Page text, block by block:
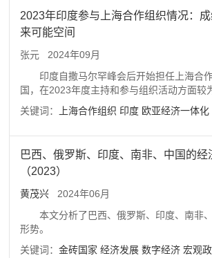
2023年印度参与上海合作组织情况：
来可能空间
张元 2024年09月
印度自撒马尔罕峰会后开始担任上海合
国，在2023年度主持和参与组织活动方面较
参与上海合作组织活动的动因在于：希望深
务特别是互联互通建设、渴望借组织影响力
见和防范心理、印巴矛盾和印对待上海合作
上海合作组织的长期发展。准确界定印度的
与上海合作组织成员国之间的有效合作领域
一些新的合作机制和形式，将有助于激发印
关键词： 上海合作组织 印度 欧亚经济一体化
巴西、俄罗斯、印度、南非、中国的
（2023）
黄茂兴
2024年06月
本文分析了巴西、俄罗斯、印度、南非
形势。
关键词：金砖国家 经济发展 数字经济 宏观